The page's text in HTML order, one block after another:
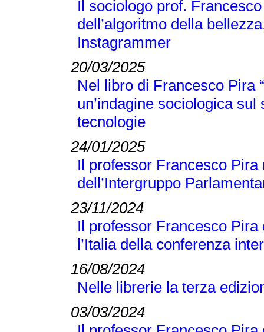
Il sociologo prof.
dell’algoritmo della
Instagrammer
20/03/2025
Nel libro di Francesco Pira
un’indagine sociologica
tecnologie
24/01/2025
Il professor Francesco
dell’Intergruppo
23/11/2024
Il professor Francesco
l’Italia della conferenza
16/08/2024
Nelle librerie la terza
03/03/2024